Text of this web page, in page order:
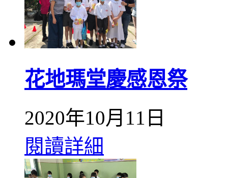
花地瑪堂慶感恩祭
2020年10月11日
閱讀詳細